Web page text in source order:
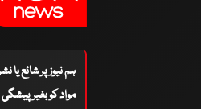
ہم نیوز پر شائع یا
مواد کو بغیر